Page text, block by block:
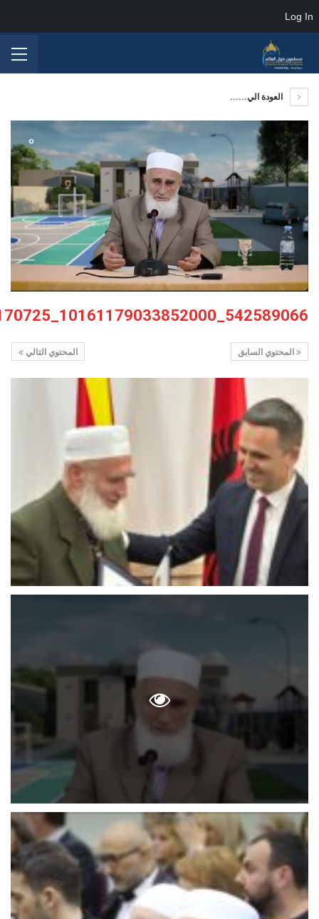
العودة الي......
542589066_10161179033852000_610933131636170725_n
المحتوي التالي المحتوي السابق
Log In